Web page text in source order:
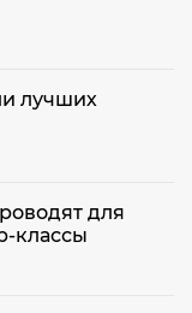
лучших
для
классы